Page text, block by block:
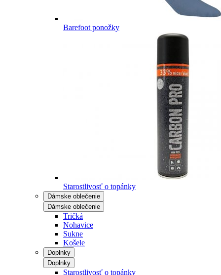
Barefoot ponožky
Starostlivosť o topánky
Dámske oblečenie
Dámske oblečenie
Tričká
Nohavice
Sukne
Košele
Doplnky
Doplnky
Starostlivosť o topánky